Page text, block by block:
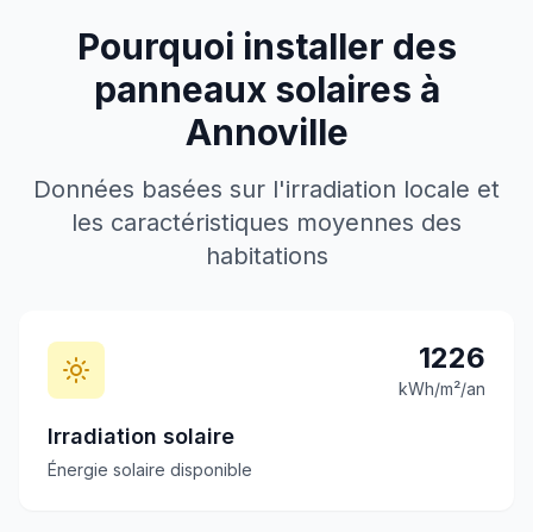
Pourquoi installer des
panneaux solaires à
Annoville
Données basées sur l'irradiation locale et
les caractéristiques moyennes des
habitations
1226
kWh/m²/an
Irradiation solaire
Énergie solaire disponible